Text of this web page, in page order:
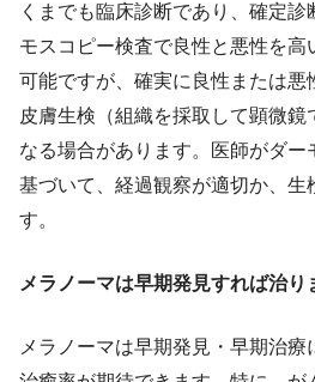
くまでも臨床診断であり、確定
モスコピー検査で良性と悪性を高
可能ですが、確実に良性または悪
皮膚生検（組織を採取して顕微鏡
なる場合があります。医師がダー
基づいて、経過観察が適切か、生
す。
メラノーマは早期発見すれば治り
メラノーマは早期発見・早期治